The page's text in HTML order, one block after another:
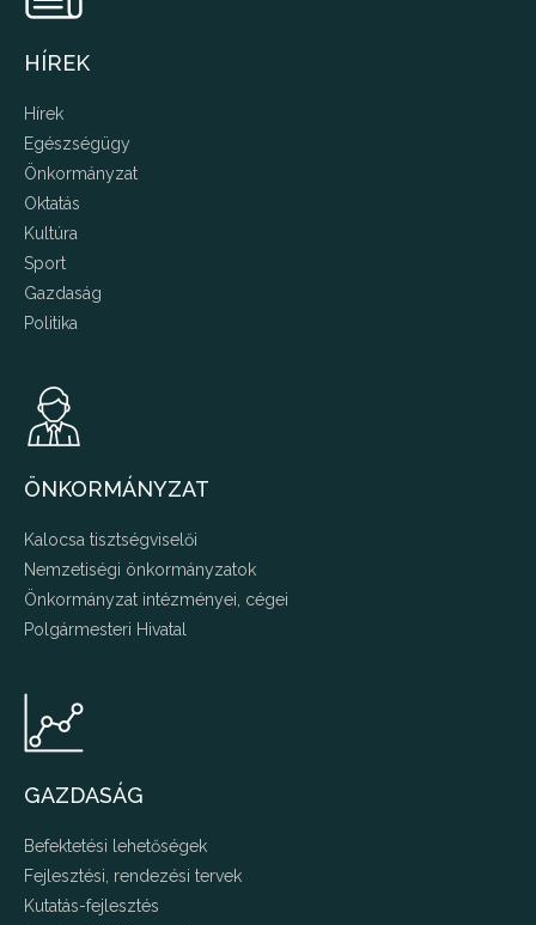
HÍREK
Hírek
Egészségügy
Önkormányzat
Oktatás
Kultúra
Sport
Gazdaság
Politika
ÖNKORMÁNYZAT
Kalocsa tisztségviselői
Nemzetiségi önkormányzatok
Önkormányzat intézményei, cégei
Polgármesteri Hivatal
GAZDASÁG
Befektetési lehetőségek
Fejlesztési, rendezési tervek
Kutatás-fejlesztés